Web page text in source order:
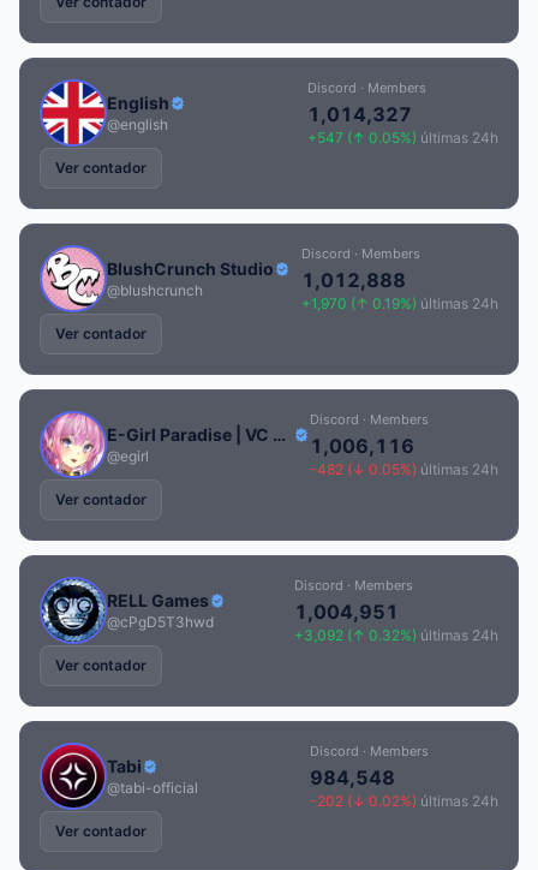
English
@english
Discord · Members
1,014,327
+547 (↑ 0.05%) últimas 24h
Ver contador
BlushCrunch Studio
@blushcrunch
Discord · Members
1,012,888
+1,970 (↑ 0.19%) últimas 24h
Ver contador
E-Girl Paradise | VC • Social • Emotes • Nitro • Gaming • Memes • Call • Chill • Anime
@egirl
Discord · Members
1,006,116
-482 (↓ 0.05%) últimas 24h
Ver contador
RELL Games
@cPgD5T3hwd
Discord · Members
1,004,951
+3,092 (↑ 0.32%) últimas 24h
Ver contador
Tabi
@tabi-official
Discord · Members
984,548
-202 (↓ 0.02%) últimas 24h
Ver contador